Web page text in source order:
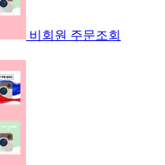
비회원 주문조회